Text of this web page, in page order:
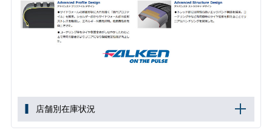
店舗別在庫状況